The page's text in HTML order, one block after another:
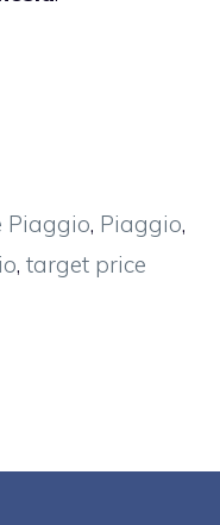
Piaggio, Piaggio,
, target price